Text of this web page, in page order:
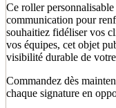
Ce roller
communication pour
souhaitiez fidéliser vos
vos équipes, cet objet
visibilité durable de
Commandez dès
chaque signature en